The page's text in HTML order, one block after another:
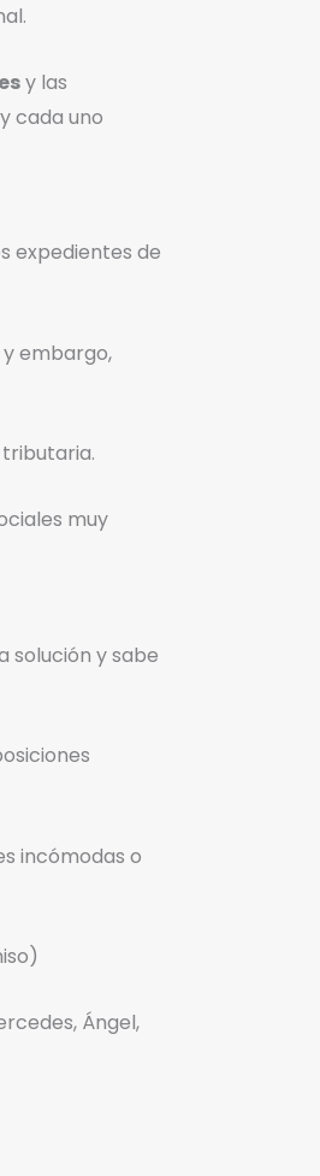
y las
cada uno
expedientes de
embargo,
muy
solución y sabe
incómodas o
Ángel,